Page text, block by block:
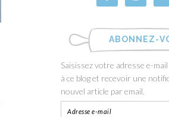
ABONNEZ-
Saisissez votre adresse e-
à ce blog et recevoir une
nouvel article par email.